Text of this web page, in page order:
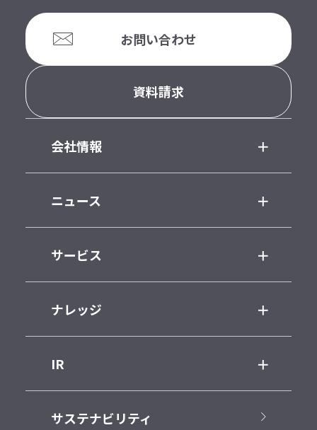
お問い合わせ
資料請求
会社情報
ニュース
サービス
ナレッジ
IR
サステナビリティ